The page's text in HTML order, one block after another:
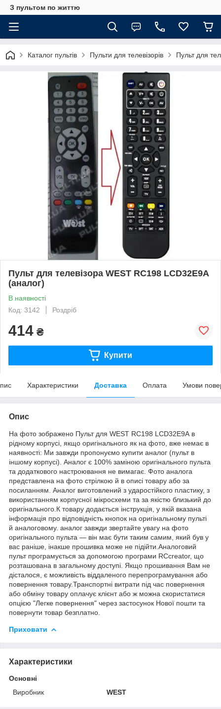
З пультом по життю
Каталог пультів Пульти для телевізорів Пульт для
Пульт для телевізора WEST RC198 LCD32E9A
(аналог)
В наявності
Код: 3142
Роздріб
414 ₴
Купити
Характеристики Доставка Оплата Умови
Опис
На фото зображено Пульт для WEST RC198 LCD32E9A в
рідному корпусі, якщо оригінального як на фото, вже немає в
наявності: Ми завжди пропонуємо купити аналог (пульт в
іншому корпусі). Аналог є 100% заміною оригінального пульта
та додаткового настроювання не вимагає. Фото аналога
представлена на фото стрілкою й в описі товару або за
посиланням. Аналог виготовлений з ударостійкого пластику, з
використанням корпусної мікросхеми та за якістю близький до
оригінального.К товару додається інструкція, у якій вказана
інформація про відповідність кнопок на оригінальному пульті
й аналоговому. аналог завжди звертайте увагу на фото
оригінального пульта — він має бути таким самим, який був у
вас раніше, інакше прошивка може не підійти.Аналоговий
пульт програмується за допомогою програми RCcreator, що
розташована в загальному доступі. Якщо прошивання Вам не
дісталося, є можливість віддаленого перепрограмування або
повернення товару.Транспортні витрати під час повернення
або обміну товару оплачує клієнт або ж можна скористатися
опцією "Легке повернення" через застосунок Нової пошти та
повернути товар безплатно.
Приховати
Характеристики
Основні
Виробник
WEST